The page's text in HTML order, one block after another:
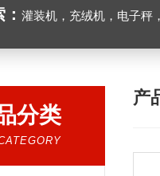
灌装机，充绒机，电子秤
分类
产